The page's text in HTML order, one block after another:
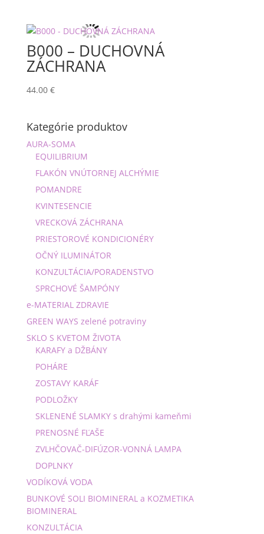
B000 – DUCHOVNÁ
ZÁCHRANA
44.00 €
Kategórie produktov
AURA-SOMA
EQUILIBRIUM
FLAKÓN VNÚTORNEJ ALCHÝMIE
POMANDRE
KVINTESENCIE
VRECKOVÁ ZÁCHRANA
PRIESTOROVÉ KONDICIONÉRY
OČNÝ ILUMINÁTOR
KONZULTÁCIA/PORADENSTVO
SPRCHOVÉ ŠAMPÓNY
e-MATERIAL ZDRAVIE
GREEN WAYS zelené potraviny
SKLO S KVETOM ŽIVOTA
KARAFY a DŽBÁNY
POHÁRE
ZOSTAVY KARÁF
PODLOŽKY
SKLENENÉ SLAMKY s drahými kameňmi
PRENOSNÉ FĽAŠE
ZVLHČOVAČ-DIFÚZOR-VONNÁ LAMPA
DOPLNKY
VODÍKOVÁ VODA
BUNKOVÉ SOLI BIOMINERAL a KOZMETIKA
BIOMINERAL
KONZULTÁCIA